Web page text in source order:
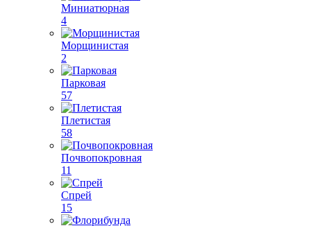
Миниатюрная
4
Морщинистая
2
Парковая
57
Плетистая
58
Почвопокровная
11
Спрей
15